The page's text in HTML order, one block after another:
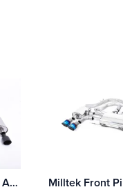
Milltek Additional parts Audi A3 2.0T FSI 2WD 3-Türer